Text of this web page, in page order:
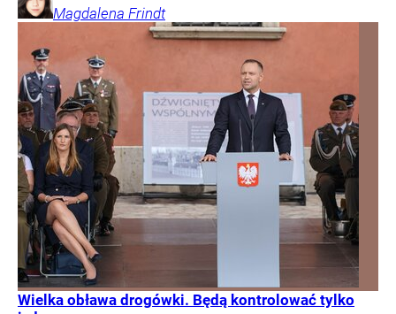
Magdalena Frindt
Wielka obława drogówki. Będą kontrolować tylko